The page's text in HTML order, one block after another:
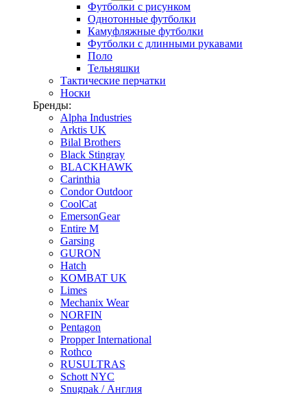
Футболки с рисунком
Однотонные футболки
Камуфляжные футболки
Футболки с длинными рукавами
Поло
Тельняшки
Тактические перчатки
Носки
Бренды:
Alpha Industries
Arktis UK
Bilal Brothers
Black Stingray
BLACKHAWK
Carinthia
Condor Outdoor
CoolCat
EmersonGear
Entire M
Garsing
GURON
Hatch
KOMBAT UK
Limes
Mechanix Wear
NORFIN
Pentagon
Propper International
Rothco
RUSULTRAS
Schott NYC
Snugpak / Англия